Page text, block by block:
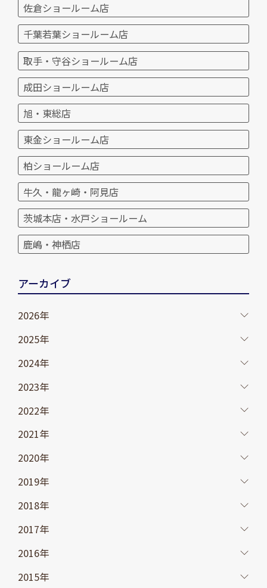
佐倉ショールーム店
千葉若葉ショールーム店
取手・守谷ショールーム店
成田ショールーム店
旭・東総店
東金ショールーム店
柏ショールーム店
牛久・龍ヶ崎・阿見店
茨城本店・水戸ショールーム
鹿嶋・神栖店
アーカイブ
2026年
2025年
2024年
2023年
2022年
2021年
2020年
2019年
2018年
2017年
2016年
2015年